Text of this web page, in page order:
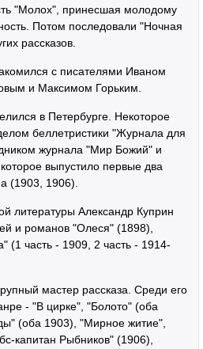
"Молох", принесшая молодому
Потом последовали "Ночная
рассказов.
с писателями Иваном
и Максимом Горьким.
в Петербурге. Некоторое
беллетристики "Журнала для
журнала "Мир Божий" и
выпустило первые два
(1903, 1906).
литературы Александр Куприн
и романов "Олеся" (1898),
(1 часть - 1909, 2 часть - 1914-
мастер рассказа. Среди его
- "В цирке", "Болото" (оба
(оба 1903), "Мирное житие",
капитан Рыбников" (1906),